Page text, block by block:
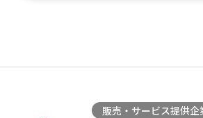
製品お役立ち情報
販売・サービス提供企